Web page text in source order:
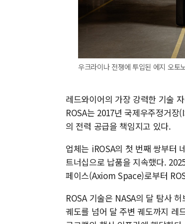
우크라이나 전쟁에 투입된 에지 오토
레드와이어의 가장 강력한 기술
ROSA는 2017년 국제우주정거
의 전력 공급을 책임지고 있다.
업체는 iROSA의 첫 번째 쌍부터
트너십으로 납품을 지속했다.
페이스(Axiom Space)로부터
ROSA 기술은 NASA의 달 탐사
궤도를 넘어 달 주변 궤도까지 레